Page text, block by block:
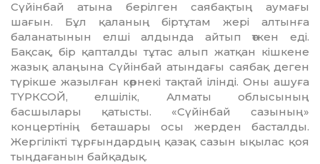
Сүйінбай атына берілген саябақтың аумағы
шағын. Бұл қаланың біртұтам жері алтынға
баланатынын елші алдында айтып өткен еді.
Бақсақ, бір қапталды тұ­тас алып жатқан кішкене
жазық ал­аңы­на Сүйінбай атындағы саябақ деген
түрікше жазылған көрнекі тақтай ілінді. Оны ашуға
ТҮРКСОЙ, елшілік, Алматы облысының
басшылары қатысты. «Сүйін­бай сазының»
концертінің беташары осы жерден басталды.
Жергілікті тұрғындар­дың қазақ сазын ықылас қоя
тыңдағанын байқадық.